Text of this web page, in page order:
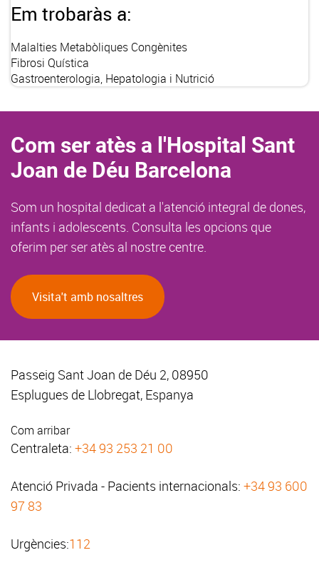
Em trobaràs a:
Malalties Metabòliques Congènites
Fibrosi Quística
Gastroenterologia, Hepatologia i Nutrició
Com ser atès a l'Hospital Sant
Joan de Déu Barcelona
Som un hospital dedicat a l'atenció integral de dones,
infants i adolescents. Consulta les opcions que
oferim per ser atès al nostre centre.
Visita't amb nosaltres
Passeig Sant Joan de Déu 2, 08950
Esplugues de Llobregat, Espanya
Com arribar
Centraleta: +34 93 253 21 00
Atenció Privada - Pacients internacionals: +34 93 600
97 83
Urgències:112